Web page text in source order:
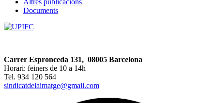
Documents
Carrer Espronceda 131, 08005 Barcelona
Horari: feiners de 10 a 14h
Tel. 934 120 564
sindicatdelaimatge@gmail.com